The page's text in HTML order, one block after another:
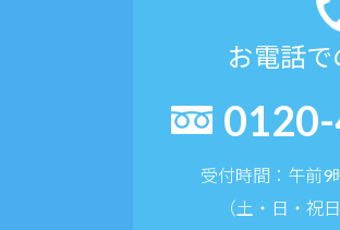
お電話
受付時間：午前9
（土・日・祝